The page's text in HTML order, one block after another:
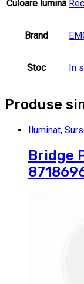
Culoare luminã
Brand
Stoc In
Produse
Iluminat,
Bridge